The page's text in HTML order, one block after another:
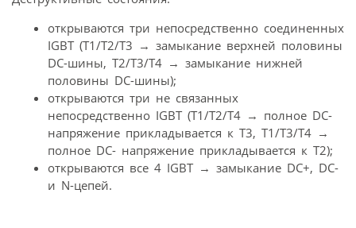
открываются три непосредственно соединенных
IGBT (Т1/Т2/Т3 → замыкание верхней половины
DC-шины, Т2/Т3/Т4 → замыкание нижней
половины DC-шины);
открываются три не связанных
непосредственно IGBT (Т1/Т2/Т4 → полное DC-
напряжение прикладывается к Т3, Т1/Т3/Т4 →
полное DC- напряжение прикладывается к Т2);
открываются все 4 IGBT → замыкание DC+, DC-
и N-цепей.